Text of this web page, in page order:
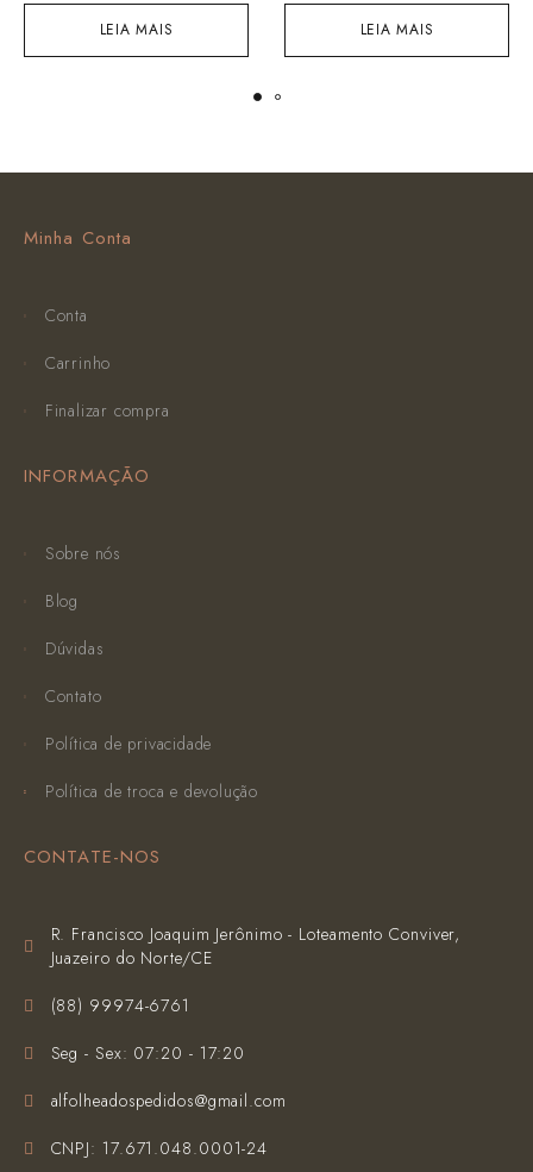
LEIA MAIS LEIA MAIS
Minha Conta
Conta
Carrinho
Finalizar compra
INFORMAÇÃO
Sobre nós
Blog
Dúvidas
Contato
Política de privacidade
Política de troca e devolução
CONTATE-NOS
R. Francisco Joaquim Jerônimo - Loteamento Conviver,
Juazeiro do Norte/CE
(‪88) 99974-6761‬
Seg - Sex: 07:20 - 17:20
alfolheadospedidos@gmail.com
CNPJ: 17.671.048.0001-24